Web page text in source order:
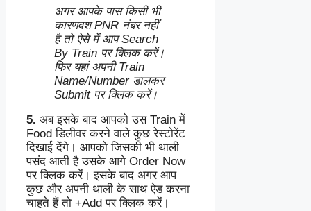
अगर आपके पास किसी भी
कारणवश PNR नंबर नहीं
है तो ऐसे में आप Search
By Train पर क्लिक करें।
फिर यहां अपनी Train
Name/Number डालकर
Submit पर क्लिक करें।
5. अब इसके बाद आपको उस Train में
Food डिलीवर करने वाले कुछ रेस्टोरेंट
दिखाई देंगे। आपको जिसकी भी थाली
पसंद आती है उसके आगे Order Now
पर क्लिक करें।इसके बाद अगर आप
कुछ और अपनी थाली के साथ ऐड करना
चाहते हैं तो +Add पर क्लिक करें।